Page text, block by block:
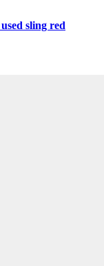
sling red